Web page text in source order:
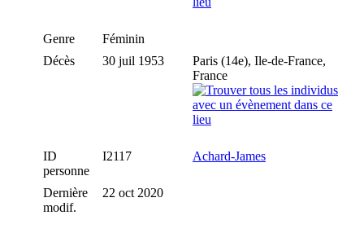
Genre
Féminin
Décès
30 juil 1953
Paris (14e), Ile-de-France,
France
ID
personne
I2117 Achard-James
Dernière
modif.
22 oct 2020